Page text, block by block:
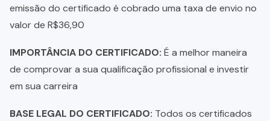
emissão do certificado é cobrado uma taxa de envio no
valor de R$36,90
IMPORTÂNCIA DO CERTIFICADO: É a melhor maneira
de comprovar a sua qualificação profissional e investir
em sua carreira
BASE LEGAL DO CERTIFICADO: Todos os certificados